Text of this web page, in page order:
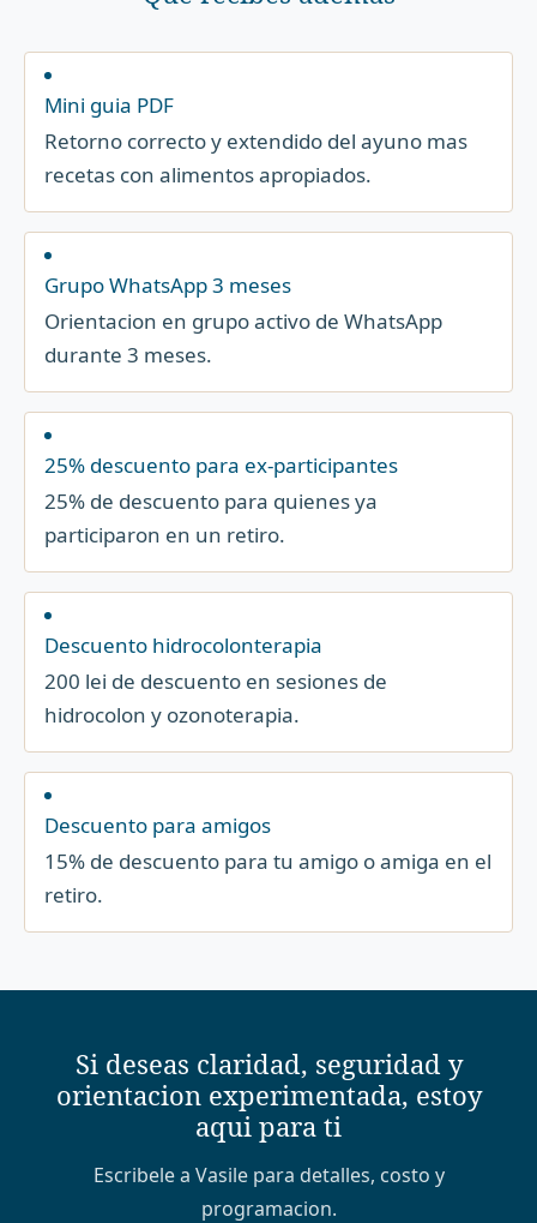
Mini guia PDF
Retorno correcto y extendido del ayuno mas
recetas con alimentos apropiados.
Grupo WhatsApp 3 meses
Orientacion en grupo activo de WhatsApp
durante 3 meses.
25% descuento para ex-participantes
25% de descuento para quienes ya
participaron en un retiro.
Descuento hidrocolonterapia
200 lei de descuento en sesiones de
hidrocolon y ozonoterapia.
Descuento para amigos
15% de descuento para tu amigo o amiga en el
retiro.
Si deseas claridad, seguridad y
orientacion experimentada, estoy
aqui para ti
Escribele a Vasile para detalles, costo y
programacion.